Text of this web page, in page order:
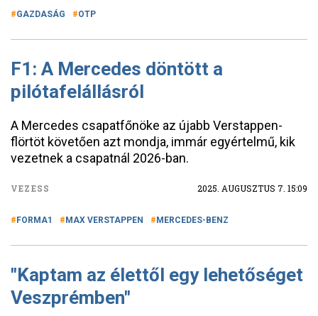
GAZDASÁG OTP
F1: A Mercedes döntött a
pilótafelállásról
A Mercedes csapatfőnöke az újabb Verstappen-
flörtöt követően azt mondja, immár egyértelmű, kik
vezetnek a csapatnál 2026-ban.
VEZESS 2025. AUGUSZTUS 7. 15:09
FORMA1 MAX VERSTAPPEN MERCEDES-BENZ
"Kaptam az élettől egy lehetőséget
Veszprémben"